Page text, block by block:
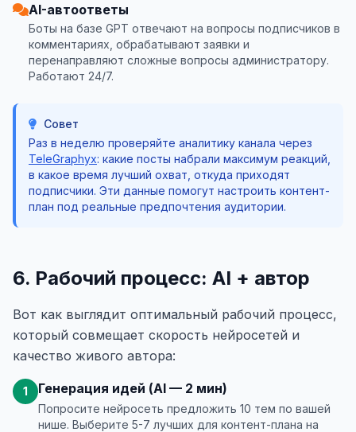
AI-автоответы
Боты на базе GPT отвечают на вопросы подписчиков в
комментариях, обрабатывают заявки и
перенаправляют сложные вопросы администратору.
Работают 24/7.
Совет
Раз в неделю проверяйте аналитику канала через
TeleGraphyx: какие посты набрали максимум реакций,
в какое время лучший охват, откуда приходят
подписчики. Эти данные помогут настроить контент-
план под реальные предпочтения аудитории.
6. Рабочий процесс: AI + автор
Вот как выглядит оптимальный рабочий процесс,
который совмещает скорость нейросетей и
качество живого автора:
1 Генерация идей (AI — 2 мин)
Попросите нейросеть предложить 10 тем по вашей
нише. Выберите 5-7 лучших для контент-плана на